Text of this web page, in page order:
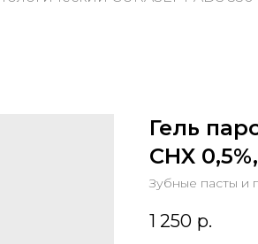
Гель
CHX
Зубные пасты и
1 250 р.